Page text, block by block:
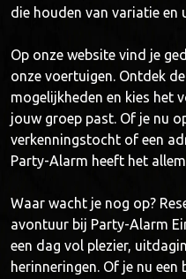
die houden van variatie en
Op onze website vind je
onze voertuigen. Ontdek
mogelijkheden en kies het
jouw groep past. Of je nu
verkenningstocht of een
Party-Alarm heeft het
Waar wacht je nog op?
avontuur bij Party-Alarm
een dag vol plezier,
herinneringen. Of je nu